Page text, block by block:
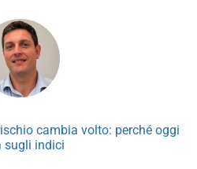
cambia volto: perché oggi
sugli indici